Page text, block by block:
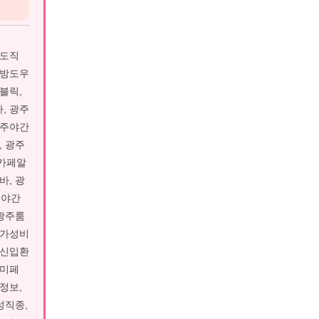
직
도우
릭,
, 광주
야간
광주
페알
, 광
간
주룸
성비
입환
페
보,
종,